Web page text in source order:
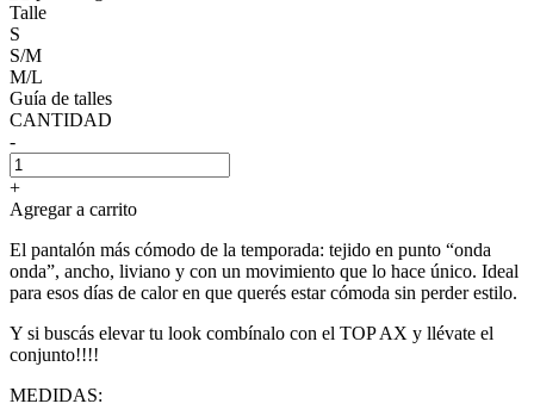
Talle
S
S/M
M/L
Guía de talles
CANTIDAD
-
+
Agregar a carrito
El pantalón más cómodo de la temporada: tejido en punto “onda
onda”, ancho, liviano y con un movimiento que lo hace único. Ideal
para esos días de calor en que querés estar cómoda sin perder estilo.
Y si buscás elevar tu look combínalo con el TOP AX y llévate el
conjunto!!!!
MEDIDAS: